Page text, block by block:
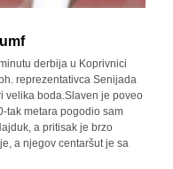
derbija u Koprivnici
reprezentativca Senijada
velika boda.Slaven je poveo
tak metara pogodio sam
a pritisak je brzo
a njegov centaršut je sa